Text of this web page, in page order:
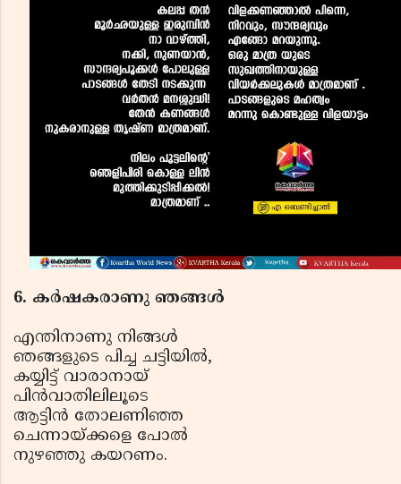
6. കര്‍ഷകരാണു ഞങ്ങള്‍
എന്തിനാണു നിങ്ങള്‍
ഞങ്ങളുടെ പിച്ച ചട്ടിയില്‍,
കയ്യിട്ട് വാരാനായ്
പിന്‍വാതിലിലൂടെ
ആട്ടിന്‍ തോലണിഞ്ഞ
ചെന്നായ്ക്കളെ പോല്‍
നുഴഞ്ഞു കയറണം.